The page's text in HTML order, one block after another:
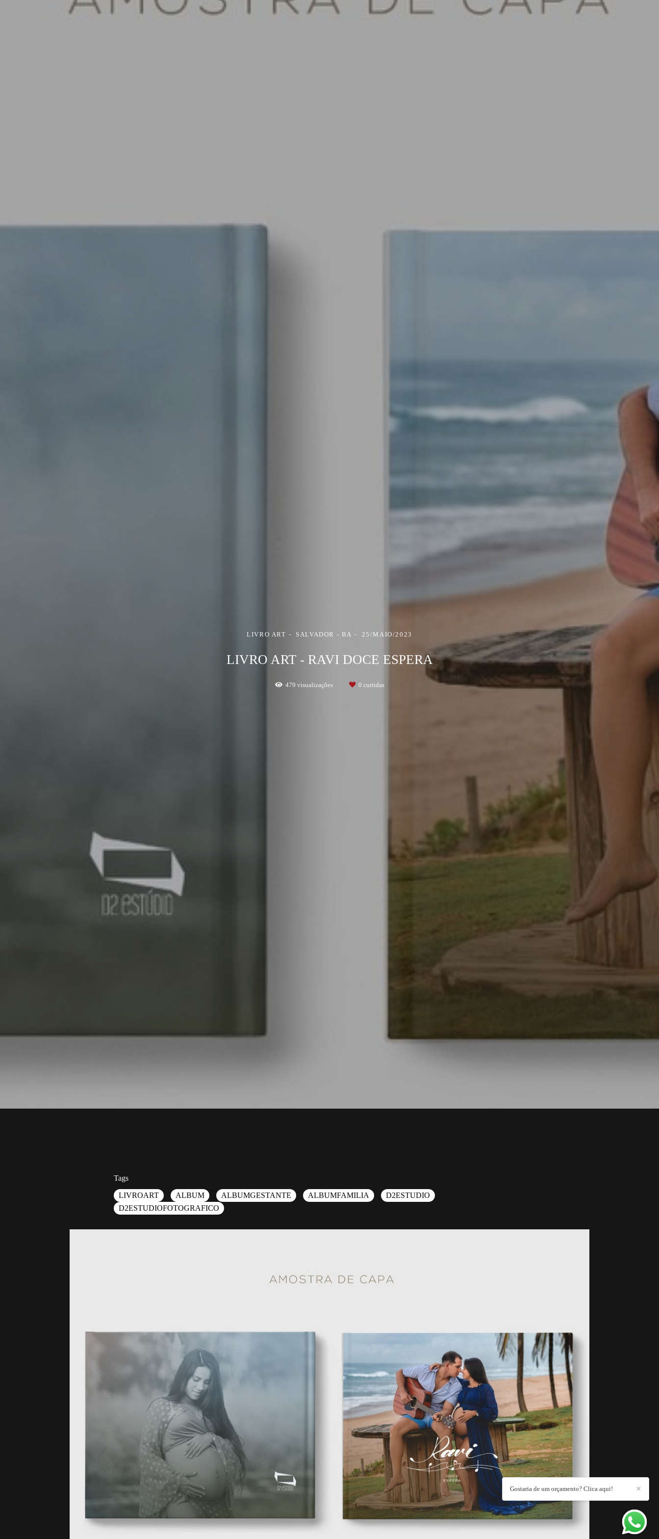
LIVRO ART SALVADOR - BA 25/MAIO/2023
LIVRO ART - RAVI DOCE ESPERA
479 visualizações 0 curtidas
Tags
LIVROART ALBUM ALBUMGESTANTE ALBUMFAMILIA
D2ESTUDIO
D2ESTUDIOFOTOGRAFICO
✕
Gostaria de um orçamento? Clica aqui!